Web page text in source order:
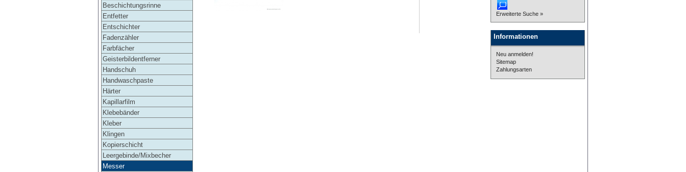
Beschichtungsrinne
Entfetter
Entschichter
Fadenzähler
Farbfächer
Geisterbildentferner
Handschuh
Handwaschpaste
Härter
Kapillarfilm
Klebebänder
Kleber
Klingen
Kopierschicht
Leergebinde/Mixbecher
Messer
Erweiterte Suche »
Informationen
Neu anmelden!
Sitemap
Zahlungsarten